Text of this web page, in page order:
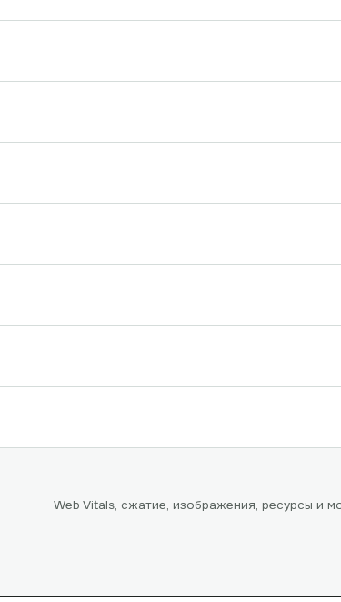
Web Vitals, сжатие, изображения, ресурсы и